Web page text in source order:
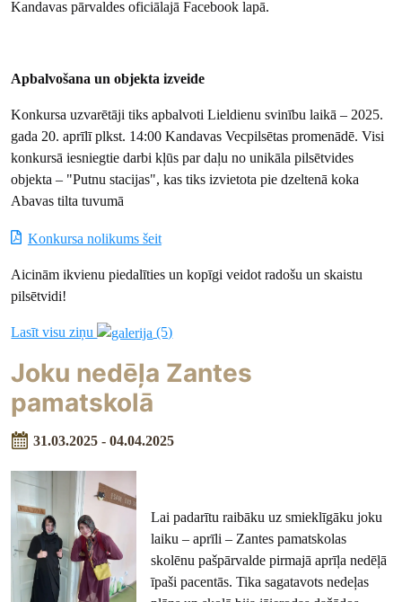
Kandavas pārvaldes oficiālajā Facebook lapā.
Apbalvošana un objekta izveide
Konkursa uzvarētāji tiks apbalvoti Lieldienu svinību laikā – 2025.
gada 20. aprīlī plkst. 14:00 Kandavas Vecpilsētas promenādē. Visi
konkursā iesniegtie darbi kļūs par daļu no unikāla pilsētvides
objekta – "Putnu stacijas", kas tiks izvietota pie dzeltenā koka
Abavas tilta tuvumā
Konkursa nolikums šeit
Aicinām ikvienu piedalīties un kopīgi veidot radošu un skaistu
pilsētvidi!
Lasīt visu ziņu (5)
Joku nedēļa Zantes
pamatskolā
31.03.2025 - 04.04.2025
Lai padarītu raibāku uz smieklīgāku joku
laiku – aprīli – Zantes pamatskolas
skolēnu pašpārvalde pirmajā aprīļa nedēļā
īpaši pacentās. Tika sagatavots nedeļas